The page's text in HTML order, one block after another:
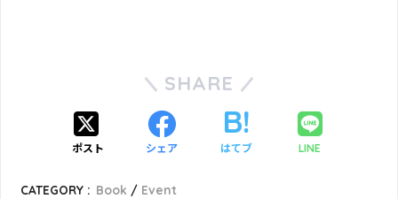
SHARE
ポスト シェア はてブ LINE
CATEGORY : Book
Event